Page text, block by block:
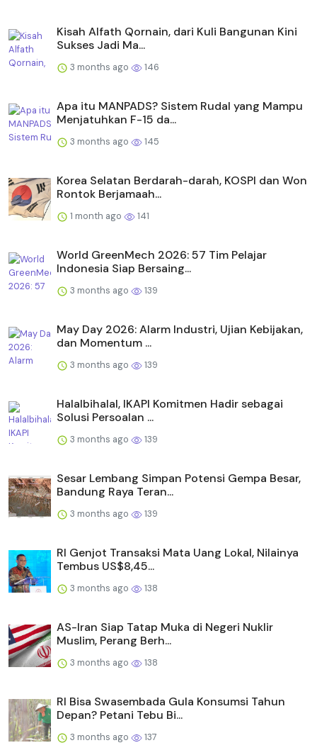
Kisah Alfath Qornain, dari Kuli Bangunan Kini
Sukses Jadi Ma...
3 months ago 146
Apa itu MANPADS? Sistem Rudal yang Mampu
Menjatuhkan F-15 da...
3 months ago 145
Korea Selatan Berdarah-darah, KOSPI dan Won
Rontok Berjamaah...
1 month ago 141
World GreenMech 2026: 57 Tim Pelajar
Indonesia Siap Bersaing...
3 months ago 139
May Day 2026: Alarm Industri, Ujian Kebijakan,
dan Momentum ...
3 months ago 139
Halalbihalal, IKAPI Komitmen Hadir sebagai
Solusi Persoalan ...
3 months ago 139
Sesar Lembang Simpan Potensi Gempa Besar,
Bandung Raya Teran...
3 months ago 139
RI Genjot Transaksi Mata Uang Lokal, Nilainya
Tembus US$8,45...
3 months ago 138
AS-Iran Siap Tatap Muka di Negeri Nuklir
Muslim, Perang Berh...
3 months ago 138
RI Bisa Swasembada Gula Konsumsi Tahun
Depan? Petani Tebu Bi...
3 months ago 137